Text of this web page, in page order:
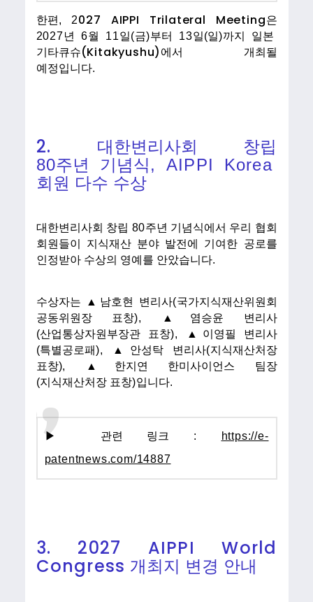
한편 , 2027 AIPPI Trilateral Meeting은
2027년 6월 11일(금)부터 13일(일)까지 일본
기타큐슈(Kitakyushu) 에서 개최될
예정입니다.
2.
대한변리사회 창립
80주년 기념식, AIPPI Korea
회원 다수 수상
대한변리사회 창립 80주년 기 념식에서 우리 협회
회원들이 지식재산 분야 발전에 기여한 공로를
인정받아 수상의 영예를 안았습니다.
수상자는 ▲남호현 변리사(국가지식재산위원회
공동위원장 표창),
▲염승윤 변리사
(산업통상자원부장관 표창),
▲이영필 변리사
(특별공로패), ▲안성탁 변리사(지식재산처장
표창),
▲한지연 한미사이언스 팀장
(지식재산처장 표창)입니다.
▶ 관련 링크 :
https://e-
patentnews.com/14887
3. 2027 AIPPI World
Congress 개최지 변경 안내